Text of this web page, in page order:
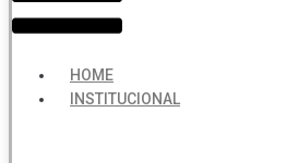
HOME
INSTITUCIONAL